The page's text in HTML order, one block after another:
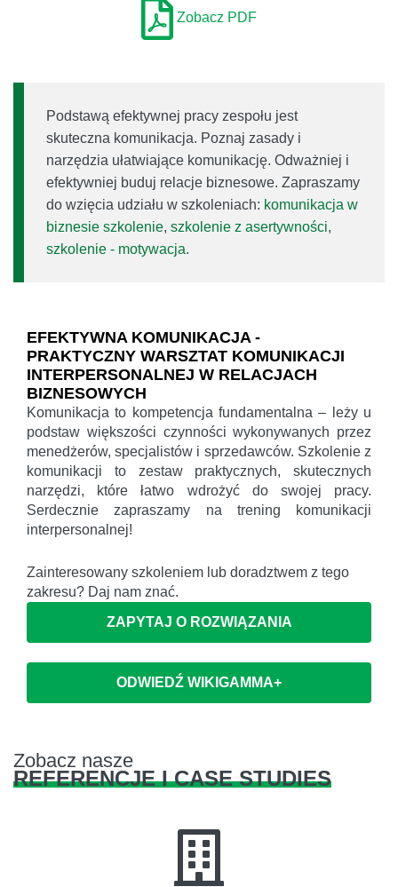
Zobacz PDF
Podstawą efektywnej pracy zespołu jest
skuteczna komunikacja. Poznaj zasady i
narzędzia ułatwiające komunikację. Odważniej i
efektywniej buduj relacje biznesowe. Zapraszamy
do wzięcia udziału w szkoleniach: komunikacja w
biznesie szkolenie, szkolenie z asertywności,
szkolenie - motywacja.
EFEKTYWNA KOMUNIKACJA -
PRAKTYCZNY WARSZTAT KOMUNIKACJI
INTERPERSONALNEJ W RELACJACH
BIZNESOWYCH
Komunikacja to kompetencja fundamentalna – leży u
podstaw większości czynności wykonywanych przez
menedżerów, specjalistów i sprzedawców. Szkolenie z
komunikacji to zestaw praktycznych, skutecznych
narzędzi, które łatwo wdrożyć do swojej pracy.
Serdecznie zapraszamy na trening komunikacji
interpersonalnej!
Zainteresowany szkoleniem lub doradztwem z tego
zakresu? Daj nam znać.
ZAPYTAJ O ROZWIĄZANIA
ODWIEDŹ WIKIGAMMA+
Zobacz nasze
REFERENCJE I CASE STUDIES